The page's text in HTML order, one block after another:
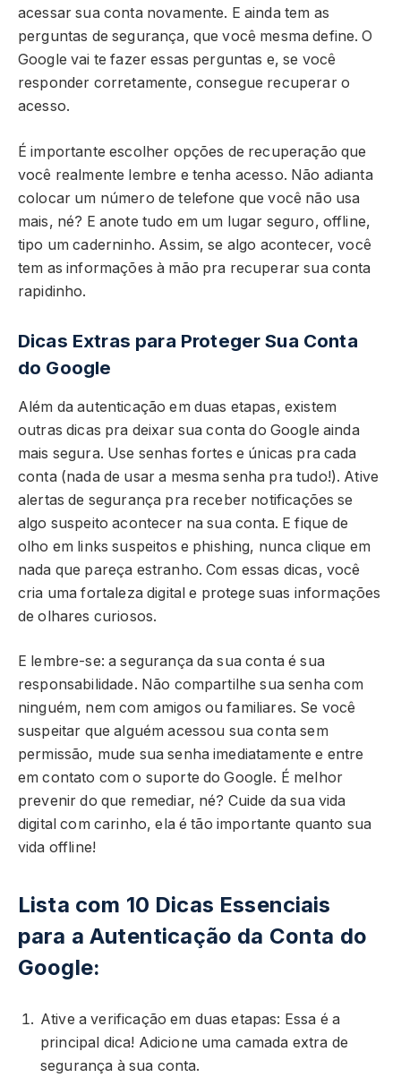
acessar sua conta novamente. E ainda tem as
perguntas de segurança, que você mesma define. O
Google vai te fazer essas perguntas e, se você
responder corretamente, consegue recuperar o
acesso.
É importante escolher opções de recuperação que
você realmente lembre e tenha acesso. Não adianta
colocar um número de telefone que você não usa
mais, né? E anote tudo em um lugar seguro, offline,
tipo um caderninho. Assim, se algo acontecer, você
tem as informações à mão pra recuperar sua conta
rapidinho.
Dicas Extras para Proteger Sua Conta
do Google
Além da autenticação em duas etapas, existem
outras dicas pra deixar sua conta do Google ainda
mais segura. Use senhas fortes e únicas pra cada
conta (nada de usar a mesma senha pra tudo!). Ative
alertas de segurança pra receber notificações se
algo suspeito acontecer na sua conta. E fique de
olho em links suspeitos e phishing, nunca clique em
nada que pareça estranho. Com essas dicas, você
cria uma fortaleza digital e protege suas informações
de olhares curiosos.
E lembre-se: a segurança da sua conta é sua
responsabilidade. Não compartilhe sua senha com
ninguém, nem com amigos ou familiares. Se você
suspeitar que alguém acessou sua conta sem
permissão, mude sua senha imediatamente e entre
em contato com o suporte do Google. É melhor
prevenir do que remediar, né? Cuide da sua vida
digital com carinho, ela é tão importante quanto sua
vida offline!
Lista com 10 Dicas Essenciais
para a Autenticação da Conta do
Google:
Ative a verificação em duas etapas: Essa é a
principal dica! Adicione uma camada extra de
segurança à sua conta.